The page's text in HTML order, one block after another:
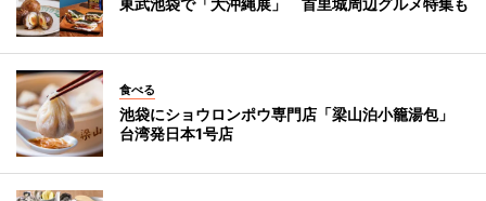
東武池袋で「大沖縄展」 首里城周辺グルメ特集も
食べる
池袋にショウロンポウ専門店「梁山泊小籠湯包」
台湾発日本1号店